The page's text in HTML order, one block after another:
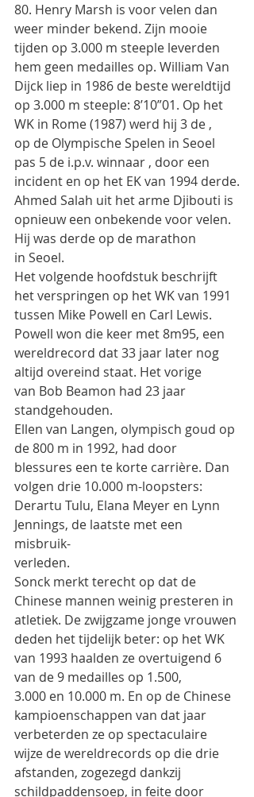
80. Henry Marsh is voor velen dan
weer minder bekend. Zijn mooie
tijden op 3.000 m steeple leverden
hem geen medailles op. William Van
Dijck liep in 1986 de beste wereldtijd
op 3.000 m steeple: 8’10”01. Op het
WK in Rome (1987) werd hij 3 de ,
op de Olympische Spelen in Seoel
pas 5 de i.p.v. winnaar , door een
incident en op het EK van 1994 derde.
Ahmed Salah uit het arme Djibouti is
opnieuw een onbekende voor velen.
Hij was derde op de marathon
in Seoel.
Het volgende hoofdstuk beschrijft
het verspringen op het WK van 1991
tussen Mike Powell en Carl Lewis.
Powell won die keer met 8m95, een
wereldrecord dat 33 jaar later nog
altijd overeind staat. Het vorige
van Bob Beamon had 23 jaar
standgehouden.
Ellen van Langen, olympisch goud op
de 800 m in 1992, had door
blessures een te korte carrière. Dan
volgen drie 10.000 m-loopsters:
Derartu Tulu, Elana Meyer en Lynn
Jennings, de laatste met een
misbruik-
verleden.
Sonck merkt terecht op dat de
Chinese mannen weinig presteren in
atletiek. De zwijgzame jonge vrouwen
deden het tijdelijk beter: op het WK
van 1993 haalden ze overtuigend 6
van de 9 medailles op 1.500,
3.000 en 10.000 m. En op de Chinese
kampioenschappen van dat jaar
verbeterden ze op spectaculaire
wijze de wereldrecords op die drie
afstanden, zogezegd dankzij
schildpaddensoep, in feite door